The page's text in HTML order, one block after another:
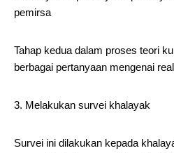
pemirsa
Tahap kedua dalam proses teori
berbagai pertanyaan mengenai
3. Melakukan survei khalayak
Survei ini dilakukan kepada